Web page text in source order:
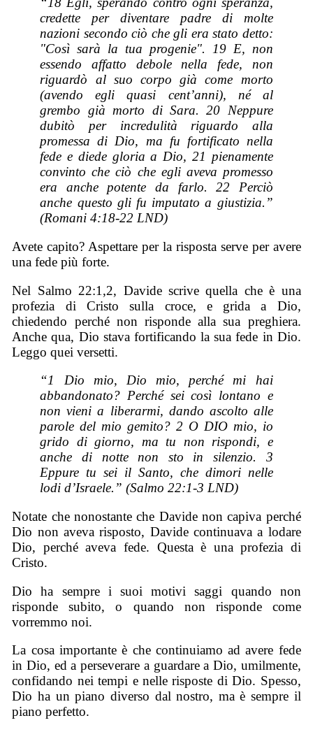
credette per diventare padre di molte
nazioni secondo ciò che gli era stato detto:
"Così sarà la tua progenie". 19 E, non
essendo affatto debole nella fede, non
riguardò al suo corpo già come morto
(avendo egli quasi cent’anni), né al
grembo già morto di Sara. 20 Neppure
dubitò per incredulità riguardo alla
promessa di Dio, ma fu fortificato nella
fede e diede gloria a Dio, 21 pienamente
convinto che ciò che egli aveva promesso
era anche potente da farlo. 22 Perciò
anche questo gli fu imputato a giustizia.”
(Romani 4:18-22 LND)
Avete capito? Aspettare per la risposta serve per avere
una fede più forte.
Nel Salmo 22:1,2, Davide scrive quella che è una
profezia di Cristo sulla croce, e grida a Dio,
chiedendo perché non risponde alla sua preghiera.
Anche qua, Dio stava fortificando la sua fede in Dio.
Leggo quei versetti.
“1 Dio mio, Dio mio, perché mi hai
abbandonato? Perché sei così lontano e
non vieni a liberarmi, dando ascolto alle
parole del mio gemito? 2 O DIO mio, io
grido di giorno, ma tu non rispondi, e
anche di notte non sto in silenzio. 3
Eppure tu sei il Santo, che dimori nelle
lodi d’Israele.” (Salmo 22:1-3 LND)
Notate che nonostante che Davide non capiva perché
Dio non aveva risposto, Davide continuava a lodare
Dio, perché aveva fede. Questa è una profezia di
Cristo.
Dio ha sempre i suoi motivi saggi quando non
risponde subito, o quando non risponde come
vorremmo noi.
La cosa importante è che continuiamo ad avere fede
in Dio, ed a perseverare a guardare a Dio, umilmente,
confidando nei tempi e nelle risposte di Dio. Spesso,
Dio ha un piano diverso dal nostro, ma è sempre il
piano perfetto.